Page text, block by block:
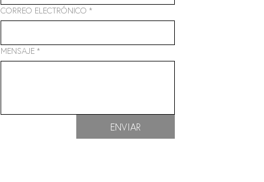
CORREO ELECTRÓNICO *
MENSAJE *
ENVIAR